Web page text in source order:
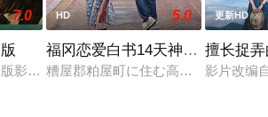
7.0
版影片以英文女子高中为背景，讲述了全
HD 5.0
福冈恋爱白书14天神情歌
糟屋郡粕屋町に住む高校3年生の未
更新HD
擅长捉
影片改编